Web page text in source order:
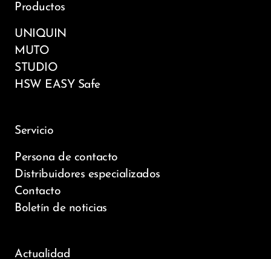
Productos
UNIQUIN
MUTO
STUDIO
HSW EASY Safe
Servicio
Persona de contacto
Distribuidores especializados
Contacto
Boletín de noticias
Actualidad